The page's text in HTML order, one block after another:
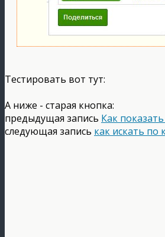
Тестировать вот тут:
А ниже - старая кнопка:
предыдущая запись Как
следующая запись как искать по